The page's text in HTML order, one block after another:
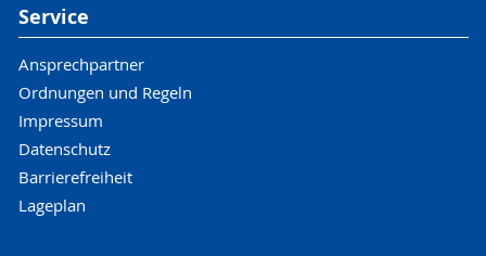
Service
Ansprechpartner
Ordnungen und Regeln
Impressum
Datenschutz
Barrierefreiheit
Lageplan